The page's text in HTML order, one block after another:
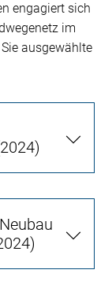
engagiert sich
im
ausgewählte